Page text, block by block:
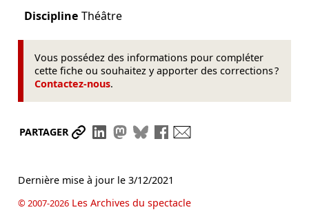
Discipline Théâtre
Vous possédez des informations pour compléter
cette fiche ou souhaitez y apporter des corrections ?
Contactez-nous.
PARTAGER Partager le lien
Partager sur LinkedIn
Partager sur Mastodon
Partager sur Bluesky
Partager sur Facebook
Dernière mise à jour le 3/12/2021
© 2007-2026Les Archives du spectacle